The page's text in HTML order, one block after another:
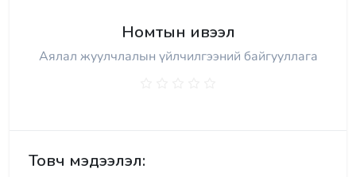
Номтын ивээл
Аялал жуулчлалын үйлчилгээний байгууллага
Товч мэдээлэл: